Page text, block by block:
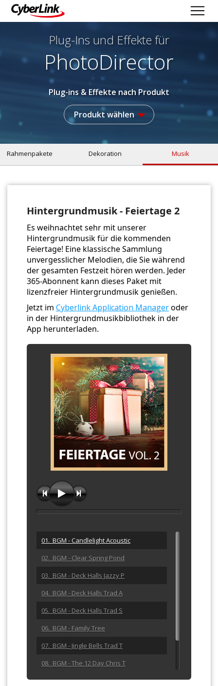
Plug-Ins und Effekte für
PhotoDirector
Plug-ins & Effekte nach Produkt
Produkt wählen
Rahmenpakete Dekoration Musik
Hintergrundmusik - Feiertage 2
Es weihnachtet sehr mit unserer
Hintergrundmusik für die kommenden
Feiertage! Eine klassische Sammlung
unvergesslicher Melodien, die Sie während
der gesamten Festzeit hören werden. Jeder
365-Abonnent kann dieses Paket mit
lizenzfreier Hintergrundmusik genießen.
Jetzt im Cyberlink Application Manageroder
in der Hintergrundmusikbibliothek in der
App herunterladen.
01. BGM - Candlelight Acoustic
02. BGM - Clear Spring Pond
03. BGM - Deck Halls Jazzy P
04. BGM - Deck Halls Trad A
05. BGM - Deck Halls Trad S
06. BGM - Family Tree
07. BGM - Jingle Bells Trad T
08. BGM - The 12 Day Chris T
09. BGM - The First Christ